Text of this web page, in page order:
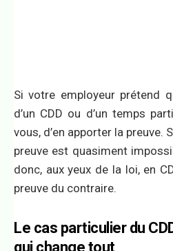
Si votre employeur prétend
d’un CDD ou d’un temps
vous, d’en apporter la preuve.
preuve est quasiment
donc, aux yeux de la loi, en
preuve du contraire.
Le cas particulier du
qui change tout